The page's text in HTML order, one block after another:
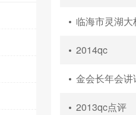
临海市灵湖大
2014qc
金会长年会讲
2013qc点评